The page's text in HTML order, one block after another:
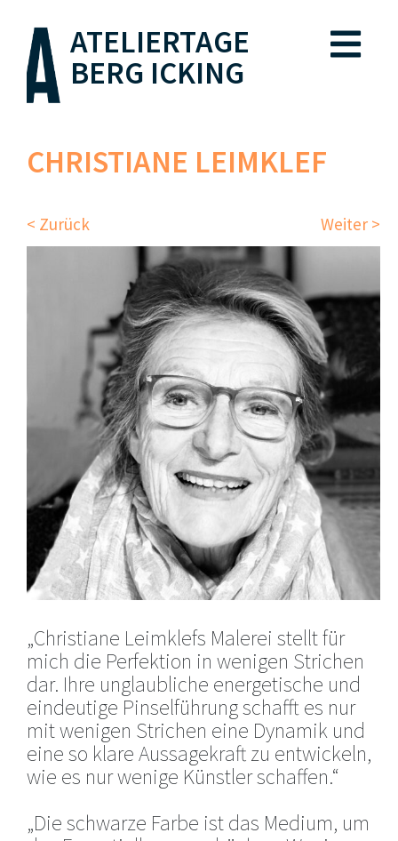
ATELIERTAGE
BERG ICKING
CHRISTIANE LEIMKLEF
„Christiane Leimklefs Malerei stellt für
mich die Perfektion in wenigen Strichen
dar. Ihre unglaubliche energetische und
eindeutige Pinselführung schafft es nur
mit wenigen Strichen eine Dynamik und
eine so klare Aussagekraft zu entwickeln,
wie es nur wenige Künstler schaffen.“
„Die schwarze Farbe ist das Medium, um
< Zurück Weiter >